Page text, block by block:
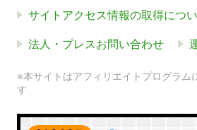
サイトアクセス情報の取得につ
法人・プレスお問い合わせ
※本サイトはアフィリエイトプログラム
す